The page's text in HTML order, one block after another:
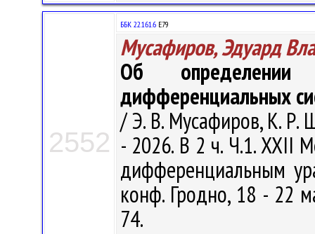
2552
ББК 22.161.6 Е79
Мусафиров, Эдуард
Об определении
дифференциальных
/ Э. В. Мусафиров, К. Р.
- 2026. В 2 ч. Ч.1. XXII
дифференциальным
конф. Гродно, 18 - 22
74.